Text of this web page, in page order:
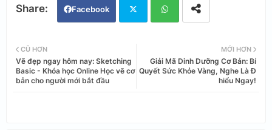
Facebook
tter ats
MỚI HƠN
Giải Mã Dinh Dưỡng Cơ Bản: Bí
Quyết Sức Khỏe Vàng, Nghe Là Đ
hiểu Ngay!
CŨ HƠN
Vẽ đẹp ngay hôm nay: Sketching
Basic - Khóa học Online Học vẽ cơ
bản cho người mới bắt đầu